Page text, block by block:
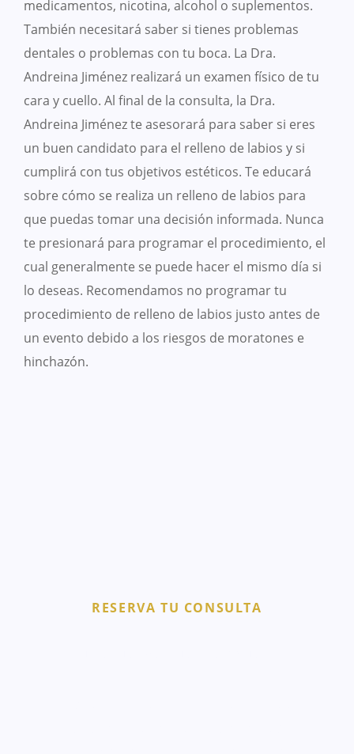
medicamentos, nicotina, alcohol o suplementos.
También necesitará saber si tienes problemas
dentales o problemas con tu boca. La Dra.
Andreina Jiménez realizará un examen físico de tu
cara y cuello. Al final de la consulta, la Dra.
Andreina Jiménez te asesorará para saber si eres
un buen candidato para el relleno de labios y si
cumplirá con tus objetivos estéticos. Te educará
sobre cómo se realiza un relleno de labios para
que puedas tomar una decisión informada. Nunca
te presionará para programar el procedimiento, el
cual generalmente se puede hacer el mismo día si
lo deseas. Recomendamos no programar tu
procedimiento de relleno de labios justo antes de
un evento debido a los riesgos de moratones e
hinchazón.
RESERVA TU CONSULTA